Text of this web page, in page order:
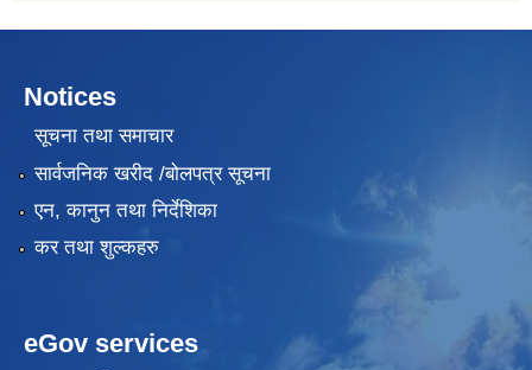
Notices
सूचना तथा समाचार
सार्वजनिक खरीद /बोलपत्र सूचना
एन, कानुन तथा निर्देशिका
कर तथा शुल्कहरु
eGov services